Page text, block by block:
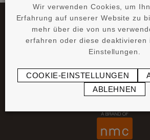
Wir verwenden Cookies, um
Erfahrung auf unserer Website zu
mehr über die von uns
erfahren oder diese deaktivieren
Einstellungen.
COOKIE-EINSTELLUNGEN
ABLEHNEN